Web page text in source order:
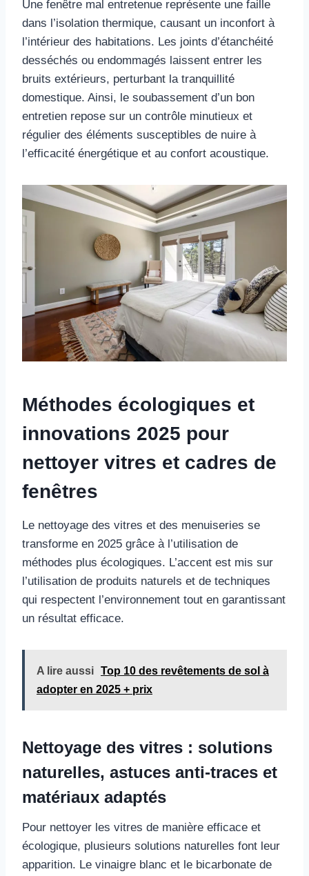
Une fenêtre mal entretenue représente une faille
dans l’isolation thermique, causant un inconfort à
l’intérieur des habitations. Les joints d’étanchéité
desséchés ou endommagés laissent entrer les
bruits extérieurs, perturbant la tranquillité
domestique. Ainsi, le soubassement d’un bon
entretien repose sur un contrôle minutieux et
régulier des éléments susceptibles de nuire à
l’efficacité énergétique et au confort acoustique.
Méthodes écologiques et
innovations 2025 pour
nettoyer vitres et cadres de
fenêtres
Le nettoyage des vitres et des menuiseries se
transforme en 2025 grâce à l’utilisation de
méthodes plus écologiques. L’accent est mis sur
l’utilisation de produits naturels et de techniques
qui respectent l’environnement tout en garantissant
un résultat efficace.
A lire aussi Top 10 des revêtements de sol à
adopter en 2025 + prix
Nettoyage des vitres : solutions
naturelles, astuces anti-traces et
matériaux adaptés
Pour nettoyer les vitres de manière efficace et
écologique, plusieurs solutions naturelles font leur
apparition. Le vinaigre blanc et le bicarbonate de